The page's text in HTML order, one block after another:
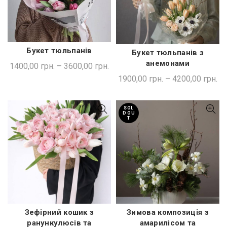
ШВИДКА ПОКУПКА
Букет тюльпанів
1400,00 грн. – 3600,00 грн.
ШВИДКА ПОКУПКА
Букет тюльпанів з
анемонами
1900,00 грн. – 4200,00 грн.
ШВИДКА ПОКУПКА
Зефірний кошик з
ранункулюсів та
SOL
D OU
T
ЧИТАТИ ДАЛІ
Зимова композиція з
амарилісом та